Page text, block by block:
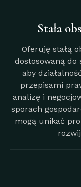
Stała
Oferuję stałą
dostosowaną do
aby
przepisami
analizę i
sporach
mogą unikać